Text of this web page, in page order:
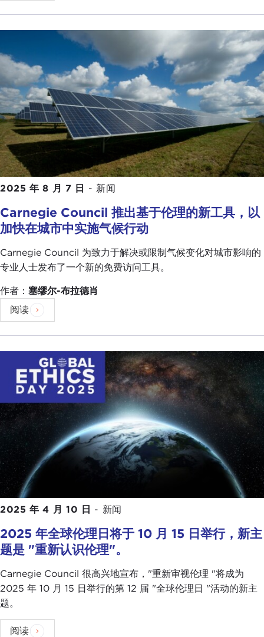
2025 年 8 月 7 日 - 新闻
Carnegie Council 推出基于伦理的新工具，以
加快在城市中实施气候行动
Carnegie Council 为致力于解决或限制气候变化对城市影响的
专业人士发布了一个新的免费访问工具。
作者： 塞缪尔-布拉德肖
阅读
2025 年 4 月 10 日 - 新闻
2025 年全球伦理日将于 10 月 15 日举行，新主
题是 "重新认识伦理"。
Carnegie Council 很高兴地宣布，"重新审视伦理 "将成为
2025 年 10 月 15 日举行的第 12 届 "全球伦理日 "活动的新主
题。
阅读